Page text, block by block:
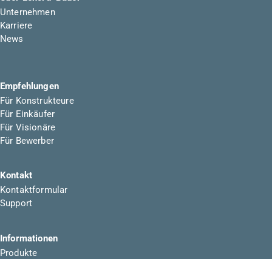
Unternehmen
Karriere
News
Empfehlungen
Für Konstrukteure
Für Einkäufer
Für Visionäre
Für Bewerber
Kontakt
Kontaktformular
Support
Informationen
Produkte